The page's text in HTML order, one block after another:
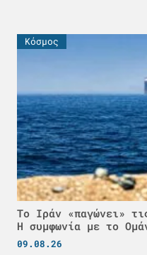
Κόσμος
Το Ιράν «παγώνει»
Η συμφωνία με το
09.08.26